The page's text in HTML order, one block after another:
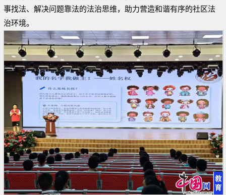
事找法、解决问题靠法的法治思维，助力营造和谐有序的社区法
治环境。